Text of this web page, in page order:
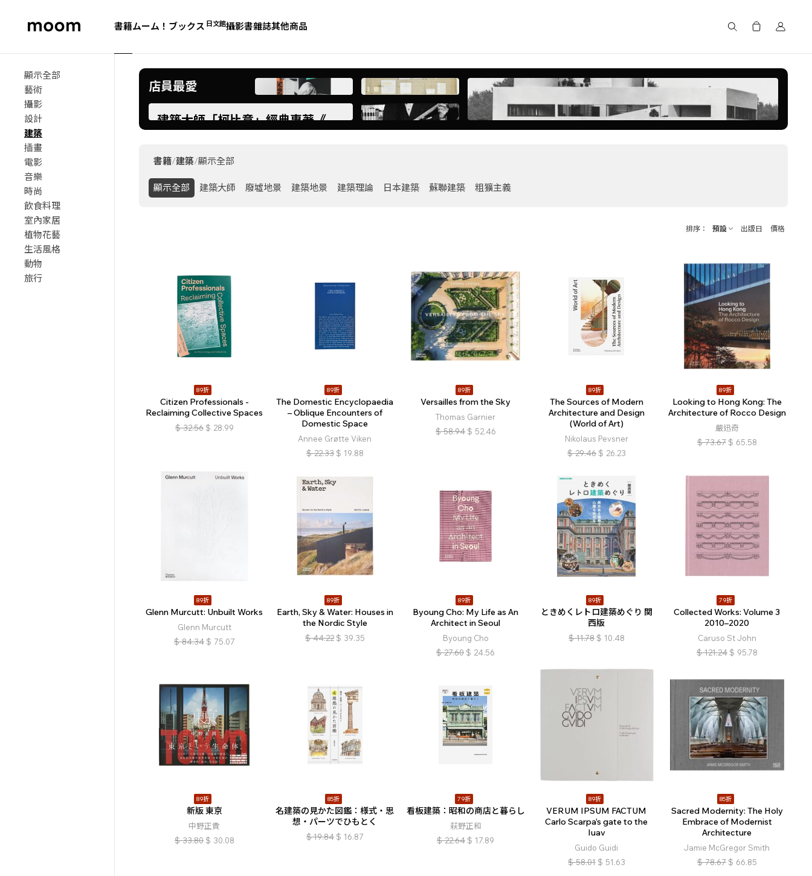
書籍ムーム！ブックス 日文館攝影書雜誌其他商品
顯示全部
藝術
攝影
設計
建築
插畫
電影
音樂
時尚
飲食料理
室內家居
植物花藝
生活風格
動物
旅行
店員最愛
建築大師「柯比意」經典專著《Le
後首度再版
書籍/建築/顯示全部
顯示全部 建築大師 廢墟地景 建築地景 建築理論 日本建築 蘇聯建築 粗獷主義
排序 預設 出版日 價格
89折
Citizen Professionals -
Reclaiming Collective Spaces
$ 32.56 $ 28.99
89折
The Domestic Encyclopaedia
– Oblique Encounters of
Domestic Space
Annee Grøtte Viken
$ 22.33 $ 19.88
89折
Versailles from the Sky
Thomas Garnier
$ 58.94 $ 52.46
89折
The Sources of Modern
Architecture and Design
(World of Art)
Nikolaus Pevsner
$ 29.46 $ 26.23
89折
Looking to Hong Kong: The
Architecture of Rocco Design
嚴迅奇
$ 73.67 $ 65.58
89折
Glenn Murcutt: Unbuilt Works
Glenn Murcutt
$ 84.34 $ 75.07
89折
Earth, Sky & Water: Houses in
the Nordic Style
$ 44.22 $ 39.35
89折
Byoung Cho: My Life as An
Architect in Seoul
Byoung Cho
$ 27.60 $ 24.56
89折
ときめくレトロ建築めぐり 関
西版
$ 11.78 $ 10.48
79折
Collected Works: Volume 3
2010–2020
Caruso St John
$ 121.24 $ 95.78
89折
新版 東京
中野正貴
$ 33.80 $ 30.08
85折
名建築の見かた図鑑：様式・思
想・パーツでひもとく
$ 19.84 $ 16.87
79折
看板建築：昭和の商店と暮らし
萩野正和
$ 22.64 $ 17.89
89折
VERUM IPSUM FACTUM
Carlo Scarpa’s gate to the
Iuav
Guido Guidi
$ 58.01 $ 51.63
85折
Sacred Modernity: The Holy
Embrace of Modernist
Architecture
Jamie McGregor Smith
$ 78.67 $ 66.85